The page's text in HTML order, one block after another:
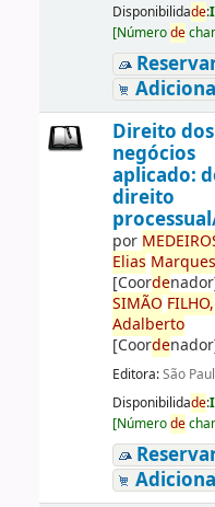
Disponibilidade:
[Númerode
Direito dos
negócios
aplicado:
direito
por MEDE
Elias Marques
[Coorde
SIMÃO FILHO,
Adalberto
[Coorde
Editora:São
Disponibilidade:
[Númerode